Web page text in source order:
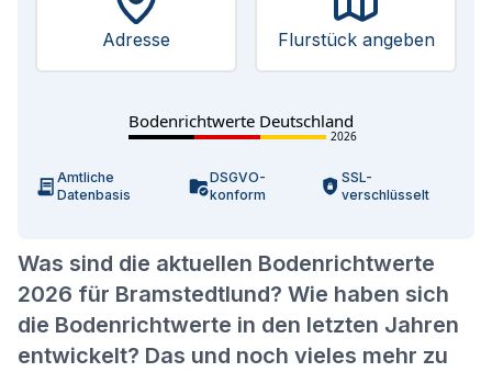
Was sind die aktuellen Bodenrichtwerte
2026 für Bramstedtlund? Wie haben sich
die Bodenrichtwerte in den letzten Jahren
entwickelt? Das und noch vieles mehr zu
Adresse Flurstück angeben
Bodenrichtwerte Deutschland
2026
Amtliche
Datenbasis
DSGVO-
konform
SSL-
verschlüsselt